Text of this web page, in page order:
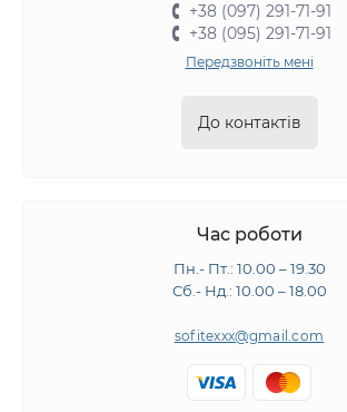
+38 (097) 291-71-91
+38 (095) 291-71-91
Передзвоніть мені
До контактів
Час роботи
Пн.- Пт.: 10.00 – 19.30
Сб.- Нд.: 10.00 – 18.00
sofitexxx@gmail.com